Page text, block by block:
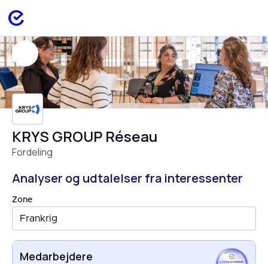
KRYS GROUP Réseau
Fordeling
Analyser og udtalelser fra interessenter
Zone
Frankrig
Medarbejdere